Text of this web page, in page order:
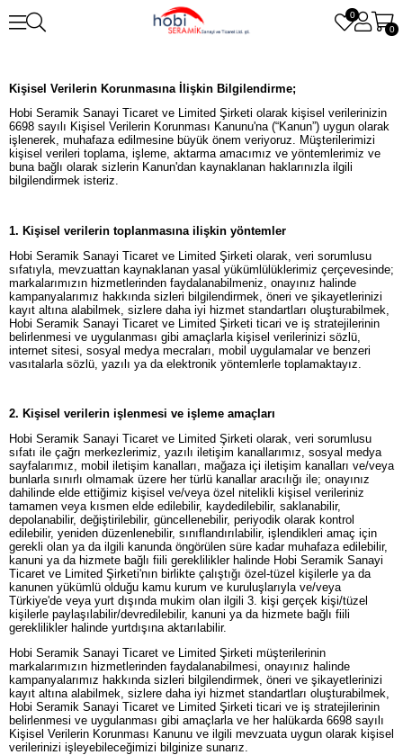
0
0
Kişisel Verilerin Korunmasına İlişkin Bilgilendirme;
Hobi Seramik Sanayi Ticaret ve Limited Şirketi olarak kişisel verilerinizin
6698 sayılı Kişisel Verilerin Korunması Kanunu'na (“Kanun”) uygun olarak
işlenerek, muhafaza edilmesine büyük önem veriyoruz. Müşterilerimizi
kişisel verileri toplama, işleme, aktarma amacımız ve yöntemlerimiz ve
buna bağlı olarak sizlerin Kanun'dan kaynaklanan haklarınızla ilgili
bilgilendirmek isteriz.
1. Kişisel verilerin toplanmasına ilişkin yöntemler
Hobi Seramik Sanayi Ticaret ve Limited Şirketi olarak, veri sorumlusu
sıfatıyla, mevzuattan kaynaklanan yasal yükümlülüklerimiz çerçevesinde;
markalarımızın hizmetlerinden faydalanabilmeniz, onayınız halinde
kampanyalarımız hakkında sizleri bilgilendirmek, öneri ve şikayetlerinizi
kayıt altına alabilmek, sizlere daha iyi hizmet standartları oluşturabilmek,
Hobi Seramik Sanayi Ticaret ve Limited Şirketi ticari ve iş stratejilerinin
belirlenmesi ve uygulanması gibi amaçlarla kişisel verilerinizi sözlü,
internet sitesi, sosyal medya mecraları, mobil uygulamalar ve benzeri
vasıtalarla sözlü, yazılı ya da elektronik yöntemlerle toplamaktayız.
2. Kişisel verilerin işlenmesi ve işleme amaçları
Hobi Seramik Sanayi Ticaret ve Limited Şirketi olarak, veri sorumlusu
sıfatı ile çağrı merkezlerimiz, yazılı iletişim kanallarımız, sosyal medya
sayfalarımız, mobil iletişim kanalları, mağaza içi iletişim kanalları ve/veya
bunlarla sınırlı olmamak üzere her türlü kanallar aracılığı ile; onayınız
dahilinde elde ettiğimiz kişisel ve/veya özel nitelikli kişisel verileriniz
tamamen veya kısmen elde edilebilir, kaydedilebilir, saklanabilir,
depolanabilir, değiştirilebilir, güncellenebilir, periyodik olarak kontrol
edilebilir, yeniden düzenlenebilir, sınıflandırılabilir, işlendikleri amaç için
gerekli olan ya da ilgili kanunda öngörülen süre kadar muhafaza edilebilir,
kanuni ya da hizmete bağlı fiili gereklilikler halinde Hobi Seramik Sanayi
Ticaret ve Limited Şirketi'nın birlikte çalıştığı özel-tüzel kişilerle ya da
kanunen yükümlü olduğu kamu kurum ve kuruluşlarıyla ve/veya
Türkiye'de veya yurt dışında mukim olan ilgili 3. kişi gerçek kişi/tüzel
kişilerle paylaşılabilir/devredilebilir, kanuni ya da hizmete bağlı fiili
gereklilikler halinde yurtdışına aktarılabilir.
Hobi Seramik Sanayi Ticaret ve Limited Şirketi müşterilerinin
markalarımızın hizmetlerinden faydalanabilmesi, onayınız halinde
kampanyalarımız hakkında sizleri bilgilendirmek, öneri ve şikayetlerinizi
kayıt altına alabilmek, sizlere daha iyi hizmet standartları oluşturabilmek,
Hobi Seramik Sanayi Ticaret ve Limited Şirketi ticari ve iş stratejilerinin
belirlenmesi ve uygulanması gibi amaçlarla ve her halükarda 6698 sayılı
Kişisel Verilerin Korunması Kanunu ve ilgili mevzuata uygun olarak kişisel
verilerinizi işleyebileceğimizi bilginize sunarız.